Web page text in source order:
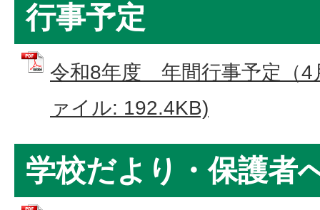
行事予定
令和8年度 年間行事予定（4
ァイル: 192.4KB)
学校だより・保護者